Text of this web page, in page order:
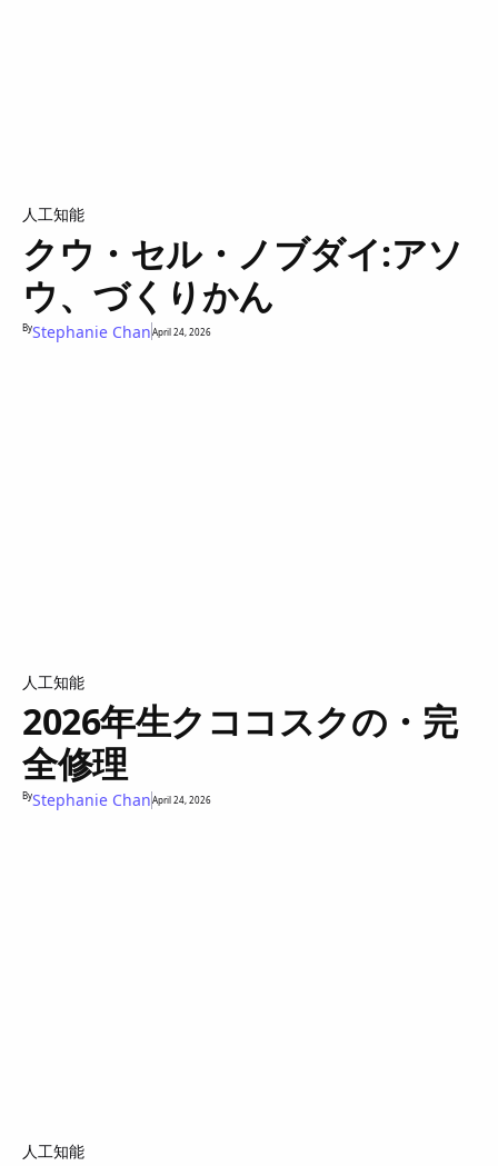
人工知能
クウ・セル・ノブダイ:アソ
ウ、づくりかん
ByStephanie ChanApril 24, 2026
人工知能
2026年生クココスクの・完
全修理
ByStephanie ChanApril 24, 2026
人工知能